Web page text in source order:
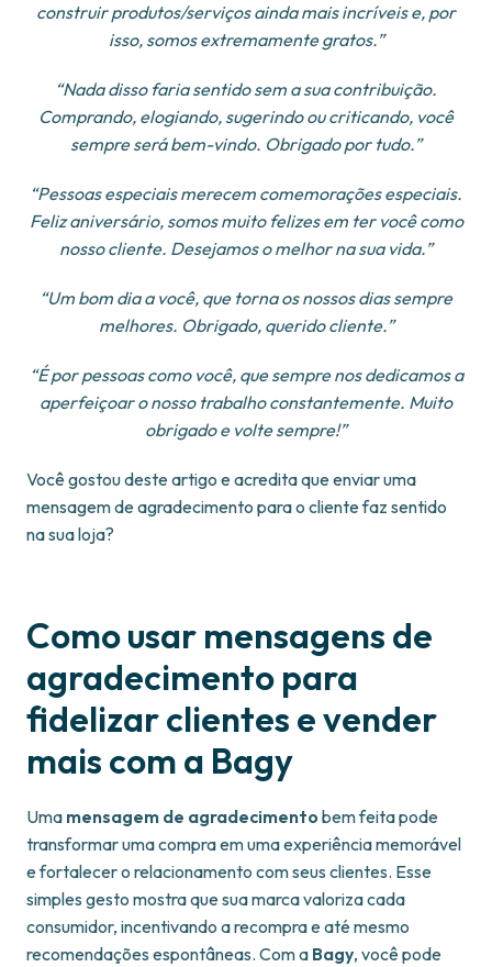
construir produtos/serviços ainda mais incríveis e, por
isso, somos extremamente gratos.”
“Nada disso faria sentido sem a sua contribuição.
Comprando, elogiando, sugerindo ou criticando, você
sempre será bem-vindo. Obrigado por tudo.”
“Pessoas especiais merecem comemorações especiais.
Feliz aniversário, somos muito felizes em ter você como
nosso cliente. Desejamos o melhor na sua vida.”
“Um bom dia a você, que torna os nossos dias sempre
melhores. Obrigado, querido cliente.”
“É por pessoas como você, que sempre nos dedicamos a
aperfeiçoar o nosso trabalho constantemente. Muito
obrigado e volte sempre!”
Você gostou deste artigo e acredita que enviar uma
mensagem de agradecimento para o cliente faz sentido
na sua loja?
Como usar mensagens de
agradecimento para
fidelizar clientes e vender
mais com a Bagy
Uma mensagem de agradecimento bem feita pode
transformar uma compra em uma experiência memorável
e fortalecer o relacionamento com seus clientes. Esse
simples gesto mostra que sua marca valoriza cada
consumidor, incentivando a recompra e até mesmo
recomendações espontâneas. Com a Bagy, você pode